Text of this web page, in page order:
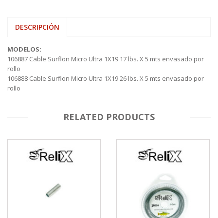
DESCRIPCIÓN
MODELOS:
106887 Cable Surflon Micro Ultra 1X19 17 lbs. X 5 mts envasado por
rollo
106888 Cable Surflon Micro Ultra 1X19 26 lbs. X 5 mts envasado por
rollo
RELATED PRODUCTS